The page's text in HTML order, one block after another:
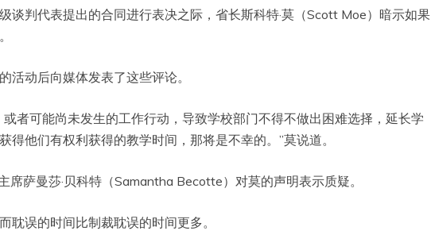
谈判代表提出的合同进行表决之际，省长斯科特·莫（Scott Moe）暗示如果
活动后向媒体发表了这些评论。
者可能尚未发生的工作行动，导致学校部门不得不做出困难选择，延长学
得他们有权利获得的教学时间，那将是不幸的。”莫说道。
萨曼莎·贝科特（Samantha Becotte）对莫的声明表示质疑。
耽误的时间比制裁耽误的时间更多。